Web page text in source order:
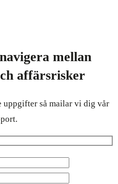
mellan
affärsrisker
uppgifter så mailar vi dig vår